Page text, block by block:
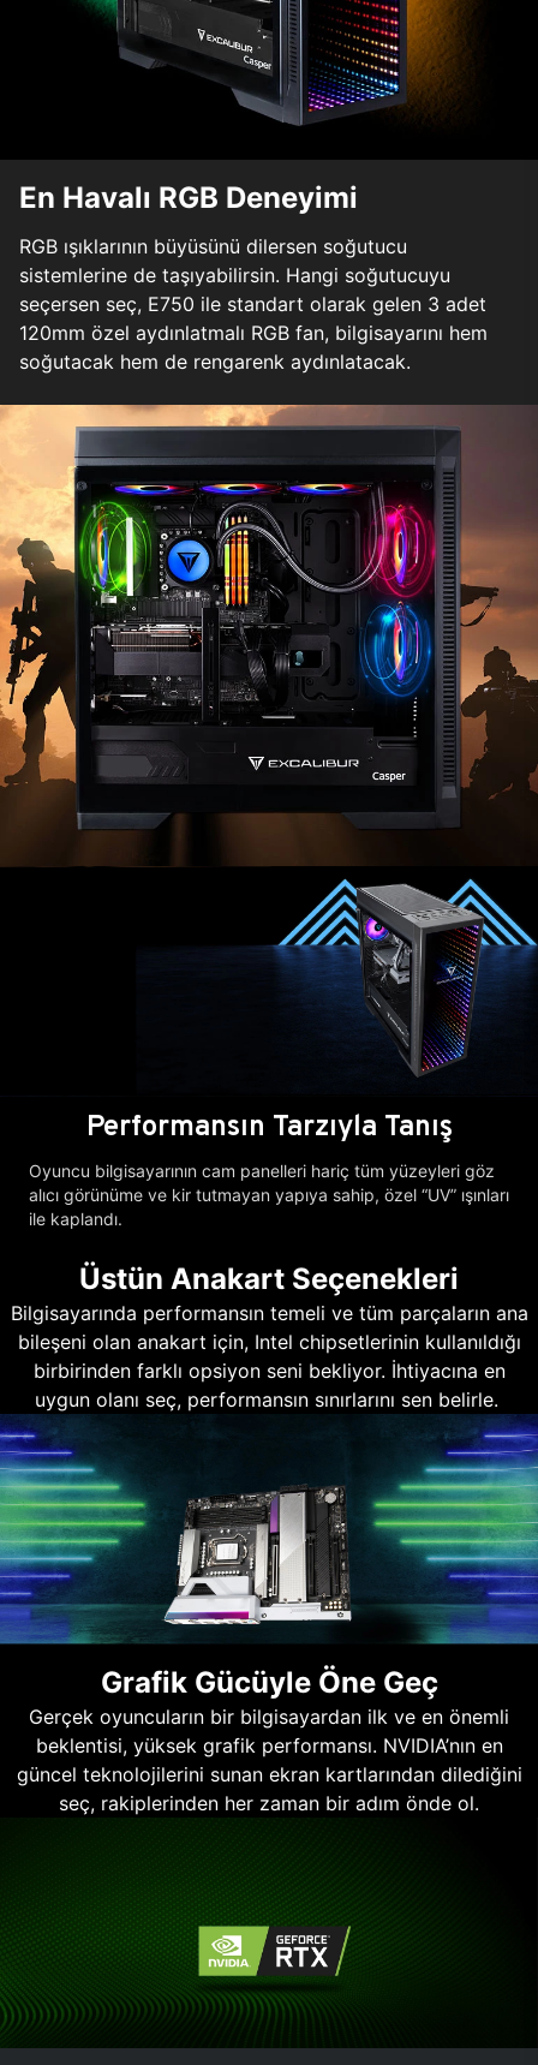
En Havalı RGB Deneyimi
RGB ışıklarının büyüsünü dilersen soğutucu
sistemlerine de taşıyabilirsin. Hangi soğutucuyu
seçersen seç, E750 ile standart olarak gelen 3 adet
120mm özel aydınlatmalı RGB fan, bilgisayarını hem
soğutacak hem de rengarenk aydınlatacak.
Performansın Tarzıyla Tanış
Oyuncu bilgisayarının cam panelleri hariç tüm yüzeyleri göz
alıcı görünüme ve kir tutmayan yapıya sahip, özel “UV” ışınları
ile kaplandı.
Üstün Anakart Seçenekleri
Bilgisayarında performansın temeli ve tüm parçaların ana
bileşeni olan anakart için, Intel chipsetlerinin kullanıldığı
birbirinden farklı opsiyon seni bekliyor. İhtiyacına en
uygun olanı seç, performansın sınırlarını sen belirle.
Grafik Gücüyle Öne Geç
Gerçek oyuncuların bir bilgisayardan ilk ve en önemli
beklentisi, yüksek grafik performansı. NVIDIA’nın en
güncel teknolojilerini sunan ekran kartlarından dilediğini
seç, rakiplerinden her zaman bir adım önde ol.